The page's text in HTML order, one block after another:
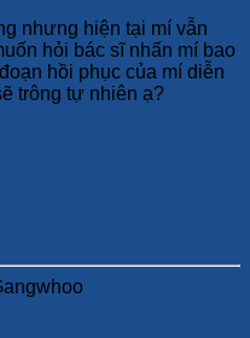
nhưng hiện tại mí vẫn
hỏi bác sĩ nhấn mí bao
hồi phục của mí diễn
trông tự nhiên ạ?